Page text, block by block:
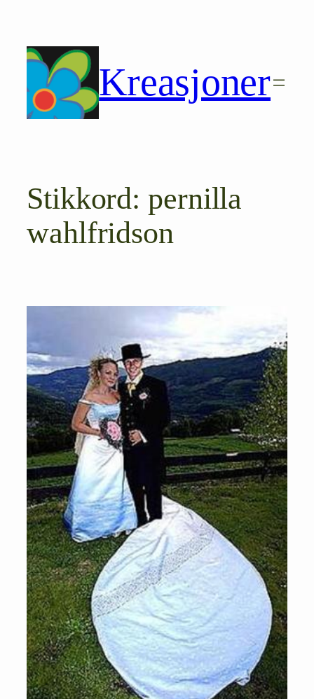
innhold
Kreasjoner
Stikkord: pernilla
wahlfridson